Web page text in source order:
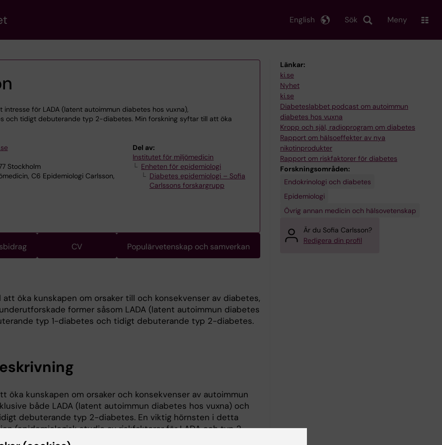
Sök
English Meny
för LADA (latent autoimmun diabetes hos vuxna),
och tidigt debuterande typ 2-diabetes. Min forskning syftar till att öka
Stockholm
C6 Epidemiologi Carlsson,
Del av:
Institutet för miljömedicin
Enheten för epidemiologi
Diabetes epidemiologi – Sofia
Carlssons forskargrupp
CV Populärvetenskap och samverkan
öka kunskapen om orsaker till och konsekvenser av diabetes,
former såsom LADA (latent autoimmun diabetes
typ 1-diabetes och tidigt debuterande typ 2-diabetes.
öka kunskapen om orsaker och konsekvenser av autoimmun
både LADA (latent autoimmun diabetes hos vuxna) och
debuterande typ 2-diabetes. En viktig hörnsten i detta
(epidemiologisk studie av riskfaktorer för LADA och typ 2-
imm/forskning-vid-imm/enheter-vid-imm/enheten-for-
Länkar:
ki.se
Nyhet
ki.se
Diabeteslabbet podcast om autoimmun
diabetes hos vuxna
Kropp och själ, radioprogram om diabetes
Rapport om hälsoeffekter av nya
nikotinprodukter
Rapport om riskfaktorer för diabetes
Forskningsområden:
Endokrinologi och diabetes
Epidemiologi
Övrig annan medicin och hälsovetenskap
Är du Sofia Carlsson?
Redigera din profil